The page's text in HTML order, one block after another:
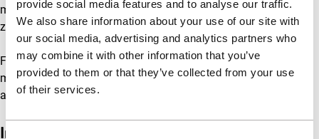
provide social media features and to analyse our traffic.
We also share information about your use of our site with
our social media, advertising and analytics partners who
may combine it with other information that you’ve
provided to them or that they’ve collected from your use
of their services.
meerdere schermen zijn licht op de representatie van
zwarte vrouwenlichamen.
Festivaldirecteur Vanja Kaludjercic interviewt de eigentijdse
maker uitgebreid over zijn werk en visie, en over de
aankomende expositie in Eye, later in 2021.
In dit verzamelprogramma